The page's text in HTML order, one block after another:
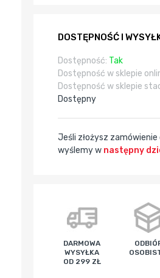
DOSTĘPNOŚĆ I
Dostępność: Tak
Dostępność w sklepie
Dostępność w sklepie
Dostępny
Jeśli złożysz
wyślemy w następny
DARMOWA
WYSYŁKA
OD 299 ZŁ